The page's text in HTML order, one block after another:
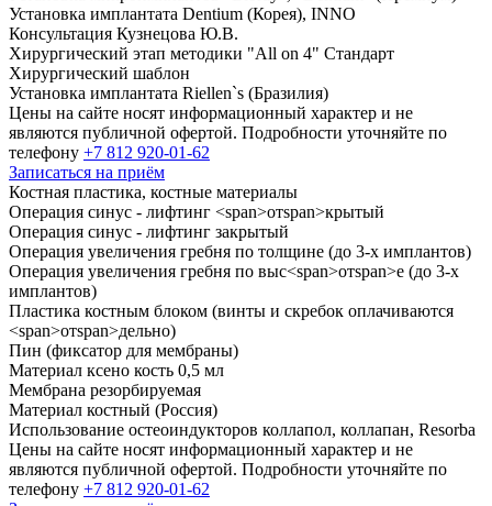
Установка имплантата Dentium (Корея), INNO
Консультация Кузнецова Ю.В.
Хирургический этап методики "All on 4" Стандарт
Хирургический шаблон
Установка имплантата Riellen`s (Бразилия)
Цены на сайте носят информационный характер и не
являются публичной офертой. Подробности уточняйте по
телефону +7 812 920-01-62
Записаться на приём
Костная пластика, костные материалы
Операция синус - лифтинг <span>отspan>крытый
Операция синус - лифтинг закрытый
Операция увеличения гребня по толщине (до 3-х имплантов)
Операция увеличения гребня по выс<span>отspan>е (до 3-х
имплантов)
Пластика костным блоком (винты и скребок оплачиваются
<span>отspan>дельно)
Пин (фиксатор для мембраны)
Материал ксено кость 0,5 мл
Мембрана резорбируемая
Материал костный (Россия)
Использование остеоиндукторов коллапол, коллапан, Resorba
Цены на сайте носят информационный характер и не
являются публичной офертой. Подробности уточняйте по
телефону +7 812 920-01-62